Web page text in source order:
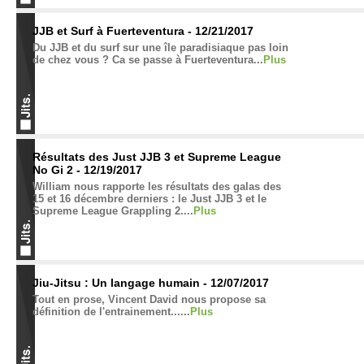
JJB et Surf à Fuerteventura - 12/21/2017
Du JJB et du surf sur une île paradisiaque pas loin
de chez vous ? Ca se passe à Fuerteventura... Plus
Résultats des Just JJB 3 et Supreme League
No Gi 2 - 12/19/2017
William nous rapporte les résultats des galas des
15 et 16 décembre derniers : le Just JJB 3 et le
Supreme League Grappling 2.... Plus
Jiu-Jitsu : Un langage humain - 12/07/2017
Tout en prose, Vincent David nous propose sa
définition de l'entrainement...... Plus